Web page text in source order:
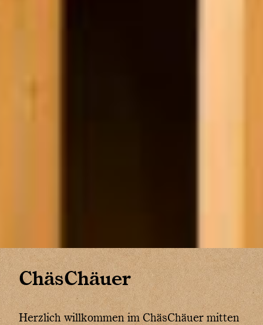
ChäsChäuer
Herzlich willkommen im ChäsChäuer mitten